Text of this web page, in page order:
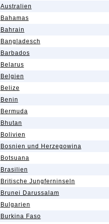
Australien
Bahamas
Bahrain
Bangladesch
Barbados
Belarus
Belgien
Belize
Benin
Bermuda
Bhutan
Bolivien
Bosnien und Herzegowina
Botsuana
Brasilien
Britische Jungferninseln
Brunei Darussalam
Bulgarien
Burkina Faso